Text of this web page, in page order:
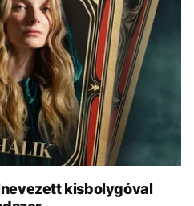
UTAZÁS
DESIGN
ARCOK
TÖRTÉNETEK
kisbolygóval